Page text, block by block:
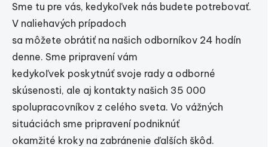
Sme tu pre vás, kedykoľvek nás budete potrebovať.
V naliehavých prípadoch
sa môžete obrátiť na našich odborníkov 24 hodín
denne. Sme pripravení vám
kedykoľvek poskytnúť svoje rady a odborné
skúsenosti, ale aj kontakty našich 35 000
spolupracovníkov z celého sveta. Vo vážných
situáciách sme pripravení podniknúť
okamžité kroky na zabránenie ďalších škôd.